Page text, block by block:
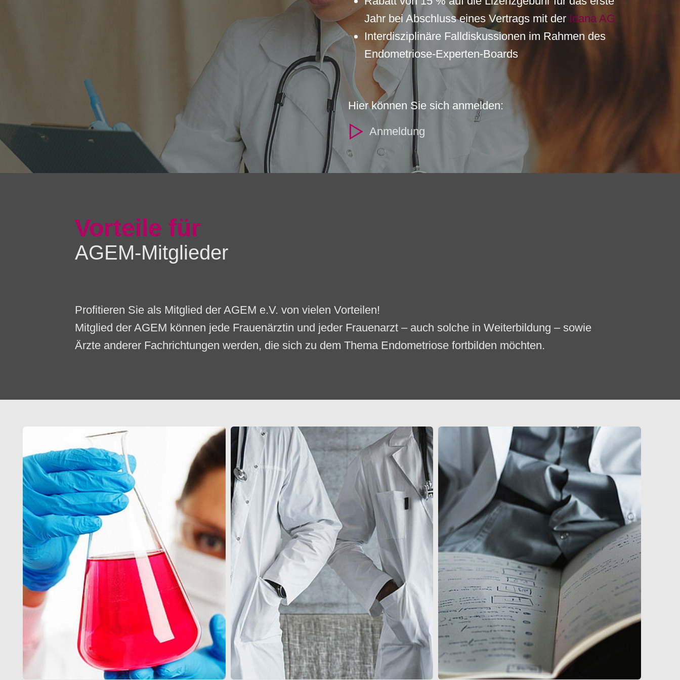
Jahr bei Abschluss eines Vertrags mit der Idana AG
Interdisziplinäre Falldiskussionen im Rahmen des
Endometriose-Experten-Boards
Hier können Sie sich anmelden:
Anmeldung
Vorteile für
AGEM-Mitglieder
Profitieren Sie als Mitglied der AGEM e.V. von vielen Vorteilen!
Mitglied der AGEM können jede Frauenärztin und jeder Frauenarzt – auch solche in Weiterbildung – sowie
Ärzte anderer Fachrichtungen werden, die sich zu dem Thema Endometriose fortbilden möchten.